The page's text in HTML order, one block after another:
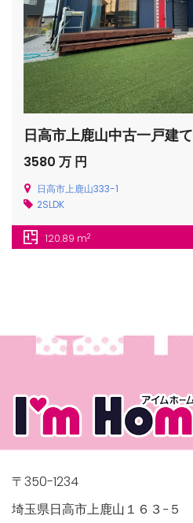
日高市上鹿山中古一戸建て
3580 万 円
日高市上鹿山333-1
2SLDK
120.89 m2
manager/wp-
top-
top-
〒350-1234
埼玉県日高市上鹿山１６３−５